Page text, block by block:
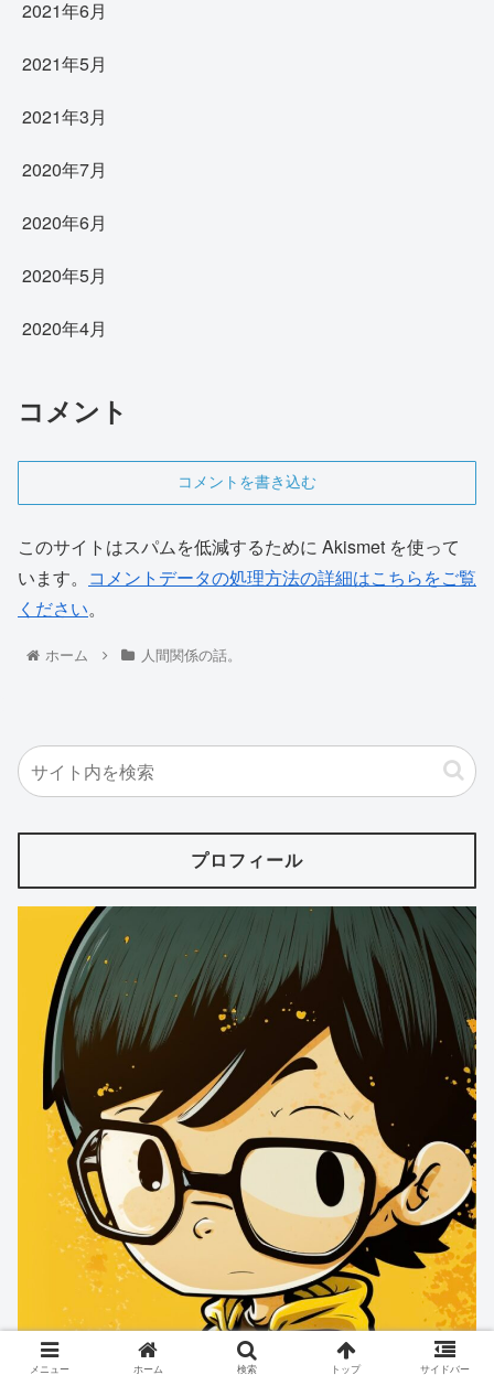
2021年6月
2021年5月
2021年3月
2020年7月
2020年6月
2020年5月
2020年4月
コメント
コメントを書き込む
このサイトはスパムを低減するために Akismet を使って
います。 コメントデータの処理方法の詳細はこちらをご覧
ください。
ホーム 人間関係の話。
プロフィール
メニュー ホーム 検索 トップ サイドバー